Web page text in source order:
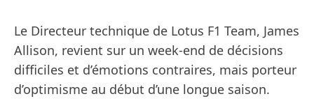
Le Directeur technique de Lotus F1 Team, James
Allison, revient sur un week-end de décisions
difficiles et d’émotions contraires, mais porteur
d’optimisme au début d’une longue saison.